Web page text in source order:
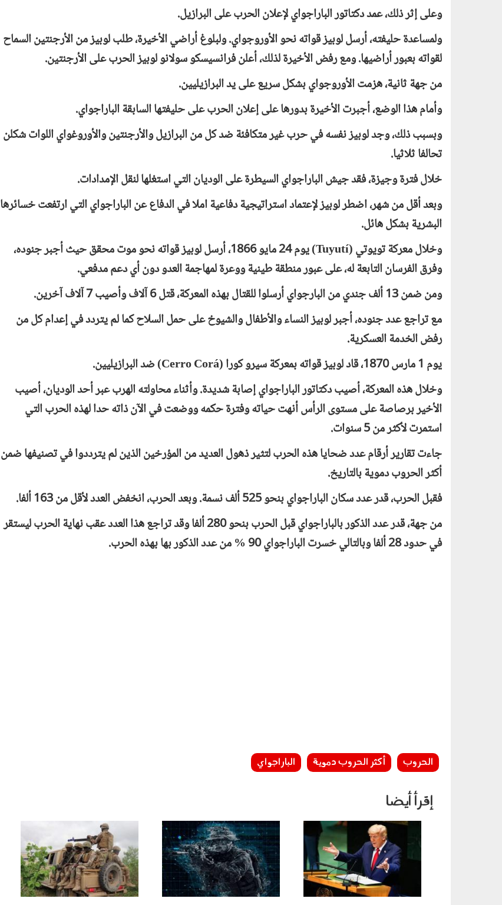
وعلى إثر ذلك، عمد دكتاتور الباراجواي لإعلان الحرب على البرازيل.
ولمساعدة حليفته، أرسل لوبيز قواته نحو الأوروجواي. ولبلوغ أراضي الأخيرة، طلب لوبيز من الأرجنتين السماح
لقواته بعبور أراضيها. ومع رفض الأخيرة لذلك، أعلن فرانسيسكو سولانو لوبيز الحرب على الأرجنتين.
من جهة ثانية، هزمت الأوروجواي بشكل سريع على يد البرازيليين.
وأمام هذا الوضع، أجبرت الأخيرة بدورها على إعلان الحرب على حليفتها السابقة الباراجواي.
وبسبب ذلك، وجد لوبيز نفسه في حرب غير متكافئة ضد كل من البرازيل والأرجنتين والأوروغواي اللوات شكلن
تحالفا ثلاثيا.
خلال فترة وجيزة، فقد جيش الباراجواي السيطرة على الوديان التي استغلها لنقل الإمدادات.
وبعد أقل من شهر، اضطر لوبيز لإعتماد استراتيجية دفاعية املا في الدفاع عن الباراجواي التي ارتفعت خسائرها
البشرية بشكل هائل.
وخلال معركة تويوتي (Tuyutí
) يوم 24 مايو 1866، أرسل لوبيز قواته نحو موت محقق حيث أجبر جنوده،
وفرق الفرسان التابعة له، على عبور منطقة طينية ووعرة لمهاجمة العدو دون أي دعم مدفعي.
ومن ضمن 13 ألف جندي من البارجواي أرسلوا للقتال بهذه المعركة، قتل 6 آلاف وأصيب 7 آلاف آخرين.
مع تراجع عدد جنوده، أجبر لوبيز النساء والأطفال والشيوخ على حمل السلاح كما لم يتردد في إعدام كل من
رفض الخدمة العسكرية.
يوم 1 مارس 1870، قاد لوبيز قواته بمعركة سيرو كورا (
Cerro Corá) ضد البرازيليين.
وخلال هذه المعركة، أصيب دكتاتور الباراجواي إصابة شديدة. وأثناء محاولته الهرب عبر أحد الوديان، أصيب
الأخير برصاصة على مستوى الرأس أنهت حياته وفترة حكمه ووضعت في الآن ذاته حدا لهذه الحرب التي
استمرت لأكثر من 5 سنوات.
جاءت تقارير أرقام عدد ضحايا هذه الحرب لتثير ذهول العديد من المؤرخين الذين لم يترددوا في تصنيفها ضمن
أكثر الحروب دموية بالتاريخ.
فقبل الحرب، قدر عدد سكان الباراجواي بنحو 525 ألف نسمة. وبعد الحرب، انخفض العدد لأقل من 163 ألفا.
من جهة، قدر عدد الذكور بالباراجواي قبل الحرب بنحو 280 ألفا وقد تراجع هذا العدد عقب نهاية الحرب ليستقر
في حدود 28 ألفا وبالتالي خسرت الباراجواي 90 % من عدد الذكور بها بهذه الحرب.
الحروب أكثر الحروب دموية الباراجواي
إقرأ أيضا
2905007.jpg